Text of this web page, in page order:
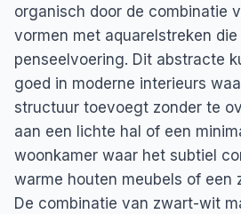
organisch door de combinatie
vormen met aquarelstreken
penseelvoering. Dit abstracte
goed in moderne interieurs
structuur toevoegt zonder te
aan een lichte hal of een
woonkamer waar het subtiel
warme houten meubels of een
De combinatie van zwart-wit